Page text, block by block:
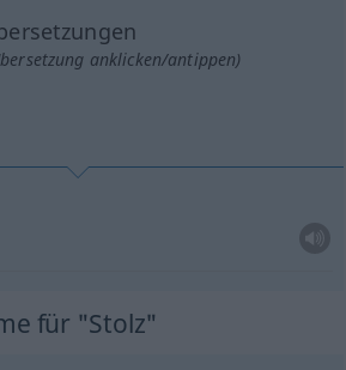
anklicken/antippen)
für "Stolz"